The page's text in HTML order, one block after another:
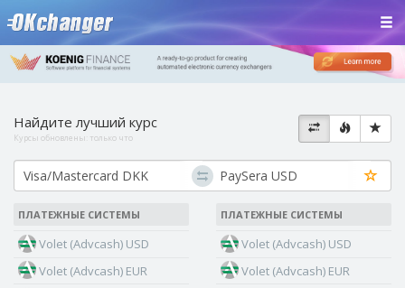
Найдите лучший курс
Курсы обновлены: только что
ПЛАТЕЖНЫЕ СИСТЕМЫ
Volet (Advcash) USD
Volet (Advcash) EUR
ПЛАТЕЖНЫЕ СИСТЕМЫ
Volet (Advcash) USD
Volet (Advcash) EUR